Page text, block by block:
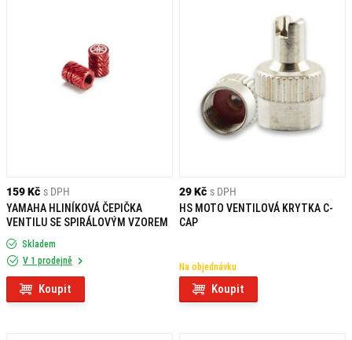
159 Kč s DPH
YAMAHA HLINÍKOVÁ ČEPIČKA
VENTILU SE SPIRÁLOVÝM VZOREM
Skladem
V 1 prodejně
Koupit
29 Kč s DPH
HS MOTO VENTILOVÁ KRYTKA C-
CAP
Na objednávku
Koupit